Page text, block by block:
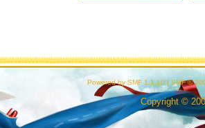
Powered by SMF 1.1.10 | SMF ©
Copyright ©